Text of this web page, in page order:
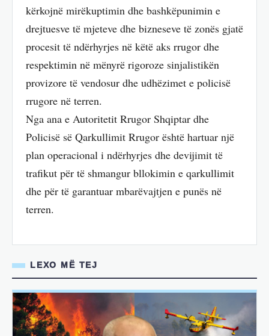
kërkojnë mirëkuptimin dhe bashkëpunimin e
drejtuesve të mjeteve dhe bizneseve të zonës gjatë
procesit të ndërhyrjes në këtë aks rrugor dhe
respektimin në mënyrë rigoroze sinjalistikën
provizore të vendosur dhe udhëzimet e policisë
rrugore në terren.
Nga ana e Autoritetit Rrugor Shqiptar dhe
Policisë së Qarkullimit Rrugor është hartuar një
plan operacional i ndërhyrjes dhe devijimit të
trafikut për të shmangur bllokimin e qarkullimit
dhe për të garantuar mbarëvajtjen e punës në
terren.
LEXO MË TEJ